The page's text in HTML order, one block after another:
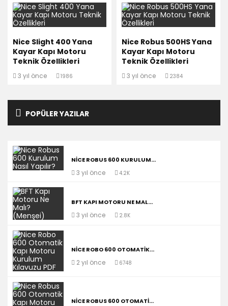
Nice Slight 400 Yana
Kayar Kapı Motoru
Teknik Özellikleri
3 yıl önce 1986
Nice Robus 500HS Yana
Kayar Kapı Motoru
Teknik Özellikleri
3 yıl önce 2384
POPÜLER YAZILAR
NICE ROBUS 600 KURULUM...
3 yıl önce 4.2K
BFT KAPI MOTORU NE MAL...
3 yıl önce 2.8K
NICE ROBO 600 OTOMATIK...
2 yıl önce 6748
NICE ROBUS 600 OTOMATI...